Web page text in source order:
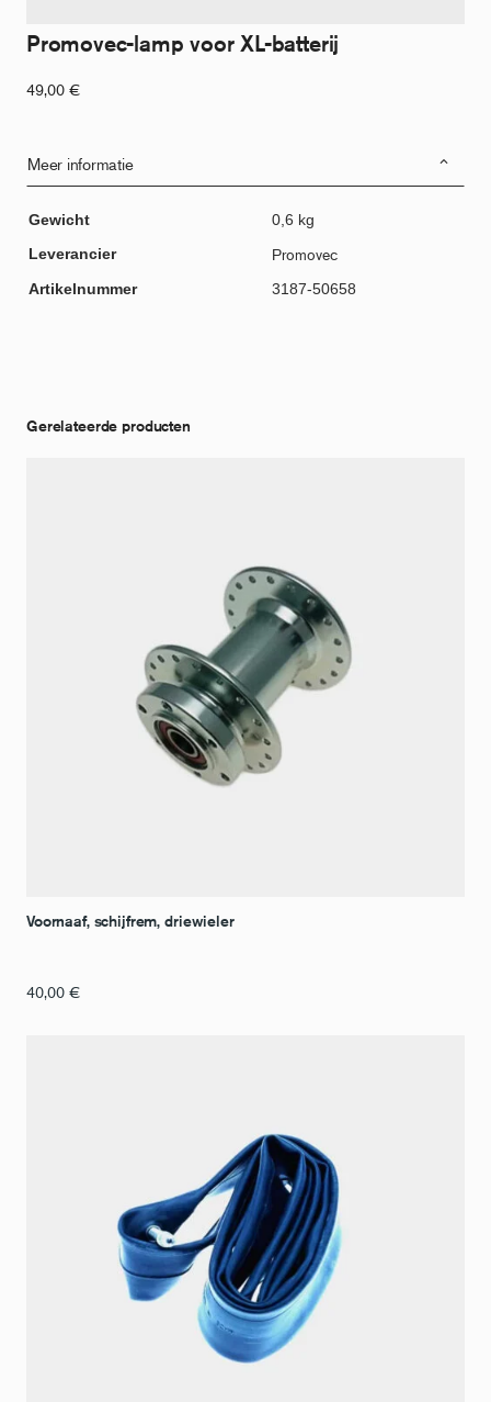
Promovec-lamp voor XL-batterij
49,00 €
Meer informatie
Gewicht
0,6 kg
Leverancier
Promovec
Artikelnummer 3187-50658
Gerelateerde producten
Voornaaf, schijfrem, driewieler
40,00 €